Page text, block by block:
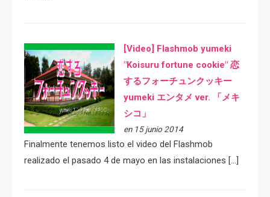
[Video] Flashmob yumeki
"Koisuru fortune cookie" 恋
するフォーチュンクッキー
yumeki エンタメ ver. 「メキ
シコ」
en 15 junio 2014
Finalmente tenemos listo el video del Flashmob
realizado el pasado 4 de mayo en las instalaciones […]